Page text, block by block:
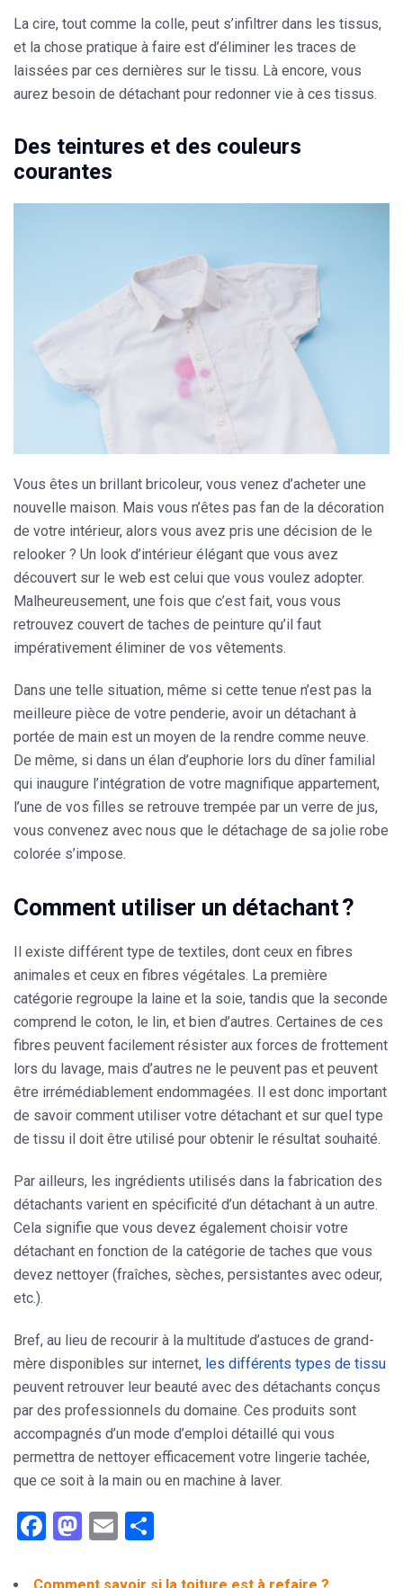
La cire, tout comme la colle, peut s’infiltrer dans les tissus,
et la chose pratique à faire est d’éliminer les traces de
laissées par ces dernières sur le tissu. Là encore, vous
aurez besoin de détachant pour redonner vie à ces tissus.
Des teintures et des couleurs
courantes
Vous êtes un brillant bricoleur, vous venez d’acheter une
nouvelle maison. Mais vous n’êtes pas fan de la décoration
de votre intérieur, alors vous avez pris une décision de le
relooker ? Un look d’intérieur élégant que vous avez
découvert sur le web est celui que vous voulez adopter.
Malheureusement, une fois que c’est fait, vous vous
retrouvez couvert de taches de peinture qu’il faut
impérativement éliminer de vos vêtements.
Dans une telle situation, même si cette tenue n’est pas la
meilleure pièce de votre penderie, avoir un détachant à
portée de main est un moyen de la rendre comme neuve.
De même, si dans un élan d’euphorie lors du dîner familial
qui inaugure l’intégration de votre magnifique appartement,
l’une de vos filles se retrouve trempée par un verre de jus,
vous convenez avec nous que le détachage de sa jolie robe
colorée s’impose.
Comment utiliser un détachant ?
Il existe différent type de textiles, dont ceux en fibres
animales et ceux en fibres végétales. La première
catégorie regroupe la laine et la soie, tandis que la seconde
comprend le coton, le lin, et bien d’autres. Certaines de ces
fibres peuvent facilement résister aux forces de frottement
lors du lavage, mais d’autres ne le peuvent pas et peuvent
être irrémédiablement endommagées. Il est donc important
de savoir comment utiliser votre détachant et sur quel type
de tissu il doit être utilisé pour obtenir le résultat souhaité.
Par ailleurs, les ingrédients utilisés dans la fabrication des
détachants varient en spécificité d’un détachant à un autre.
Cela signifie que vous devez également choisir votre
détachant en fonction de la catégorie de taches que vous
devez nettoyer (fraîches, sèches, persistantes avec odeur,
etc.).
Bref, au lieu de recourir à la multitude d’astuces de grand-
mère disponibles sur internet, les différents types de tissu
peuvent retrouver leur beauté avec des détachants conçus
par des professionnels du domaine. Ces produits sont
accompagnés d’un mode d’emploi détaillé qui vous
permettra de nettoyer efficacement votre lingerie tachée,
que ce soit à la main ou en machine à laver.
Facebook
Mastodon
Email